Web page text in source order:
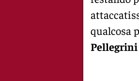
qualcosa
Pellegrini